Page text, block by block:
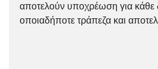
αποτελούν υποχρέωση για κάθε
οποιαδήποτε τράπεζα και